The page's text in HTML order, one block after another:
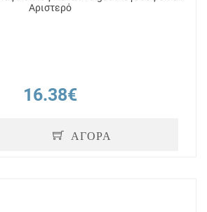
Αριστερό
16.38€
ΑΓΟΡΑ